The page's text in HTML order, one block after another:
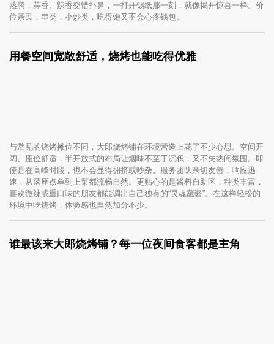
蒸腾，蒜香、辣香交错扑鼻，一打开锡纸那一刻，就像揭开惊喜一样。价
位亲民，串类，小炒类，吃得饱又不会心疼钱包。
用餐空间宽敞舒适，烧烤也能吃得优雅
与常见的烧烤摊位不同，大郎烧烤铺在环境营造上花了不少心思。空间开
阔、座位舒适，半开放式的布局让烟味不至于沉积，又不失热闹氛围。即
使是在高峰时段，也不会显得拥挤或吵杂。服务团队亲切友善，响应迅
速，从落座点单到上菜都流畅自然。更贴心的是酱料自助区，种类丰富，
喜欢微辣或重口味的朋友都能调出自己独有的“灵魂蘸酱”。在这样轻松的
环境中吃烧烤，体验感也自然加分不少。
谁最该来大郎烧烤铺？每一位夜间食客都是主角